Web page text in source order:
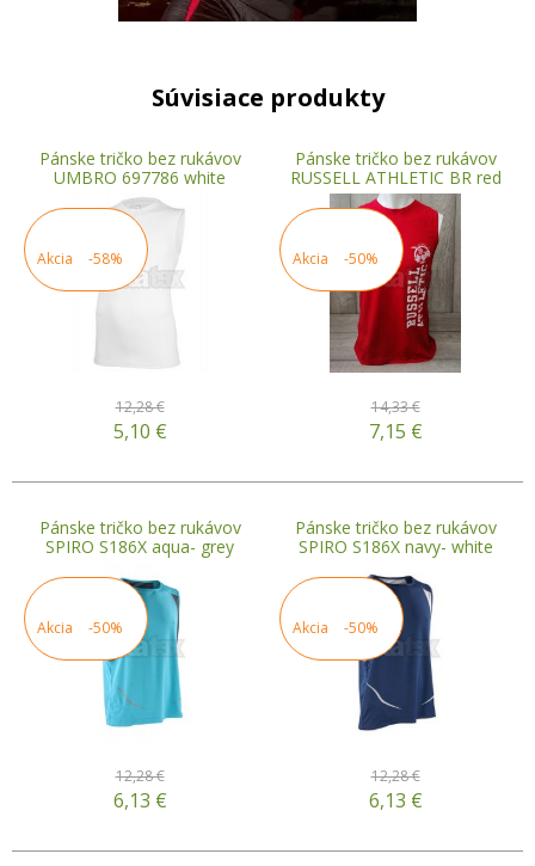
Súvisiace produkty
Pánske tričko bez rukávov
UMBRO 697786 white
Akcia -58%
12,28 €
5,10 €
Pánske tričko bez rukávov
RUSSELL ATHLETIC BR red
Akcia -50%
14,33 €
7,15 €
Pánske tričko bez rukávov
SPIRO S186X aqua- grey
Akcia -50%
12,28 €
6,13 €
Pánske tričko bez rukávov
SPIRO S186X navy- white
Akcia -50%
12,28 €
6,13 €